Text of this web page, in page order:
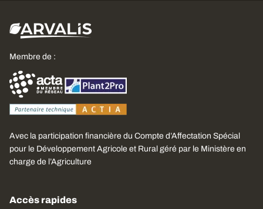
Membre de :
Avec la participation financière du Compte d’Affectation Spécial
pour le Développement Agricole et Rural géré par le Ministère en
charge de l’Agriculture
Accès rapides